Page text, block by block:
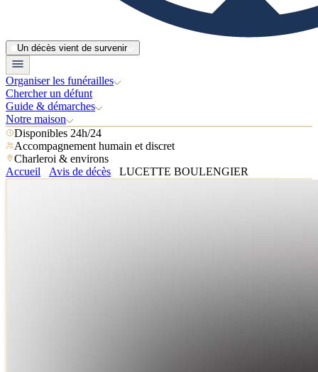
Un décès vient de survenir
Organiser les funérailles
Chercher un défunt
Guide & démarches
Notre maison
Disponibles 24h/24
Accompagnement humain et discret
Charleroi & environs
Accueil
Avis de décès LUCETTE BOULENGIER